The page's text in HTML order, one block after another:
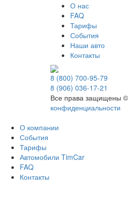
О нас
FAQ
Тарифы
События
Наши авто
Контакты
8 (800) 700-95-79
8 (906) 036-17-21
Все права защищены
конфиденциальности
О компании
События
Тарифы
Автомобили TimCar
FAQ
Контакты